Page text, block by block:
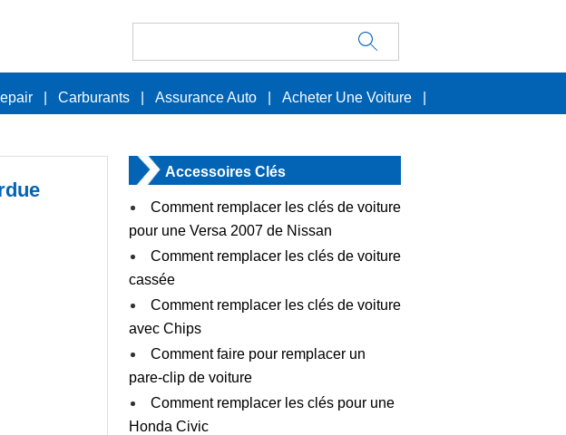
Carburants Assurance Auto Acheter Une Voiture
Accessoires Clés
Comment remplacer les clés de voiture
pour une Versa 2007 de Nissan
Comment remplacer les clés de voiture
cassée
Comment remplacer les clés de voiture
avec Chips
Comment faire pour remplacer un
pare-clip de voiture
Comment remplacer les clés pour une
Honda Civic